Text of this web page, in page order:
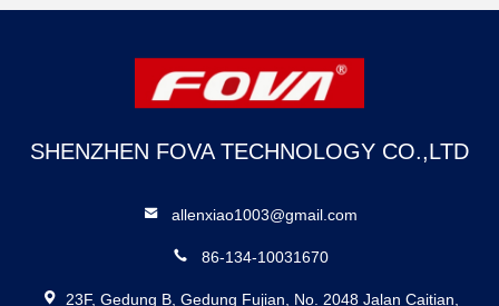
Anda
SHENZHEN FOVA TECHNOLOGY CO.,LTD
allenxiao1003@gmail.com
86-134-10031670
23F, Gedung B, Gedung Fujian, No. 2048 Jalan Caitian,